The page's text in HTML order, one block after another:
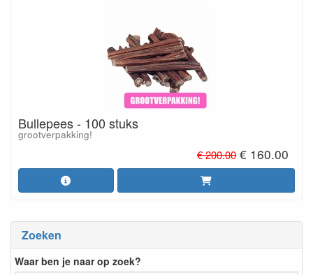
Zoeken
Waar ben je naar op zoek?
Bullepees - 100 stuks
grootverpakking!
€ 200.00 € 160.00